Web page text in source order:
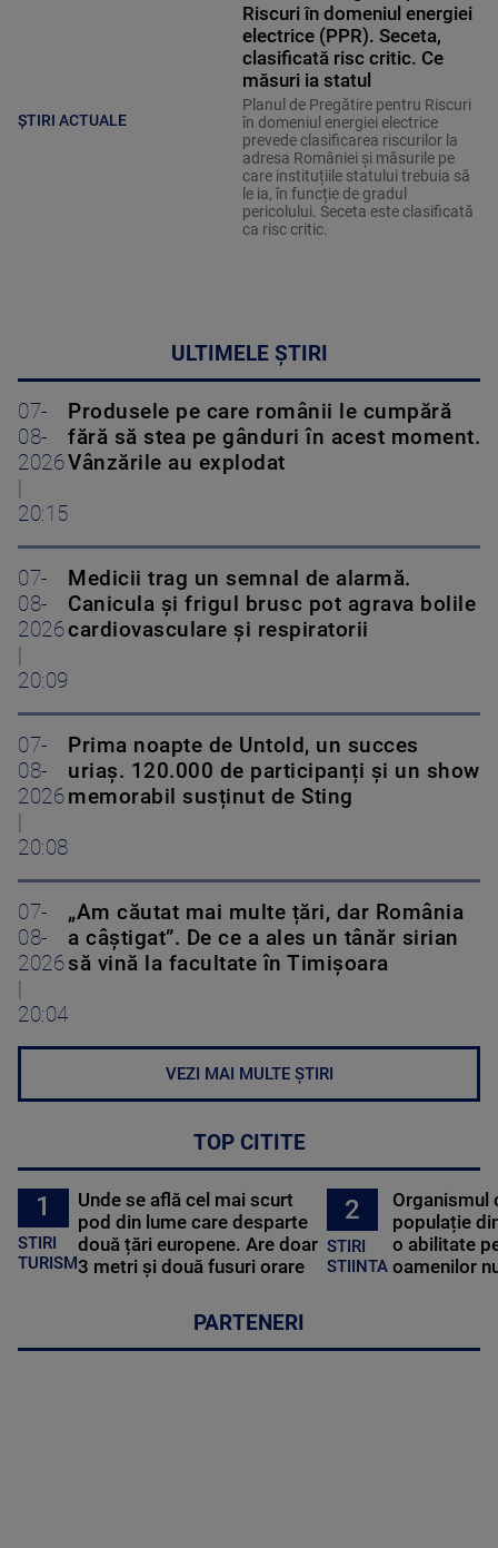
ȘTIRI ACTUALE
Riscuri în domeniul energiei
electrice (PPR). Seceta,
clasificată risc critic. Ce
măsuri ia statul
Planul de Pregătire pentru Riscuri
în domeniul energiei electrice
prevede clasificarea riscurilor la
adresa României și măsurile pe
care instituțiile statului trebuia să
le ia, în funcție de gradul
pericolului. Seceta este clasificată
ca risc critic.
ULTIMELE ȘTIRI
07-
08-
2026
20:15
Produsele pe care românii le cumpără
fără să stea pe gânduri în acest moment.
Vânzările au explodat
07-
08-
2026
20:09
Medicii trag un semnal de alarmă.
Canicula și frigul brusc pot agrava bolile
cardiovasculare și respiratorii
07-
08-
2026
20:08
Prima noapte de Untold, un succes
uriaș. 120.000 de participanți și un show
memorabil susținut de Sting
07-
08-
2026
20:04
„Am căutat mai multe țări, dar România
a câștigat”. De ce a ales un tânăr sirian
să vină la facultate în Timișoara
VEZI MAI MULTE ȘTIRI
TOP CITITE
1
STIRI
TURISM
Unde se află cel mai scurt
pod din lume care desparte
două țări europene. Are doar
3 metri și două fusuri orare
2
STIRI
STIINTA
Organismul
populație
o abilitate
oamenilor
PARTENERI